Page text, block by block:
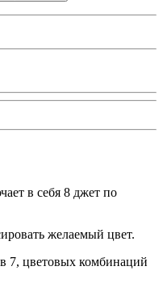
в себя 8 джет по
желаемый цвет.
7, цветовых комбинаций